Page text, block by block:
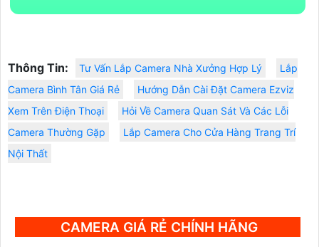
Thông Tin: Tư Vấn Lắp Camera Nhà Xưởng Hợp Lý
Lắp
Camera Bình Tân Giá Rẻ
Hướng Dẫn Cài Đặt Camera Ezviz
Xem Trên Điện Thoại
Hỏi Về Camera Quan Sát Và Các Lỗi
Camera Thường Gặp
Lắp Camera Cho Cửa Hàng Trang Trí
Nội Thất
CAMERA GIÁ RẺ CHÍNH HÃNG